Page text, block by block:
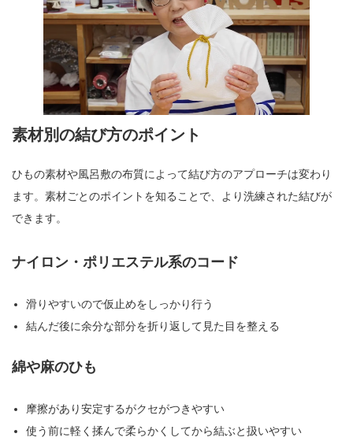
素材別の結び方のポイント
ひもの素材や風呂敷の布質によって結び方のアプローチは変わり
ます。素材ごとのポイントを知ることで、より洗練された結びが
できます。
ナイロン・ポリエステル系のコード
滑りやすいので仮止めをしっかり行う
結んだ後に余分な部分を折り返して見た目を整える
綿や麻のひも
摩擦があり安定するがクセがつきやすい
使う前に軽く揉んで柔らかくしてから結ぶと扱いやすい